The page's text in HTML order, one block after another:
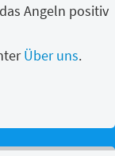
Angeln positiv
Über uns.